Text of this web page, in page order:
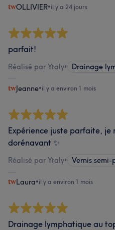
OLLIVIER•il y a 24 jours
parfait!
Réalisé par Ytaly• Drainage
Jeanne•il y a environ 1 mois
Expérience juste parfaite, je
dorénavant ✨
Réalisé par Ytaly• Vernis
Laura•il y a environ 1 mois
Drainage lymphatique au